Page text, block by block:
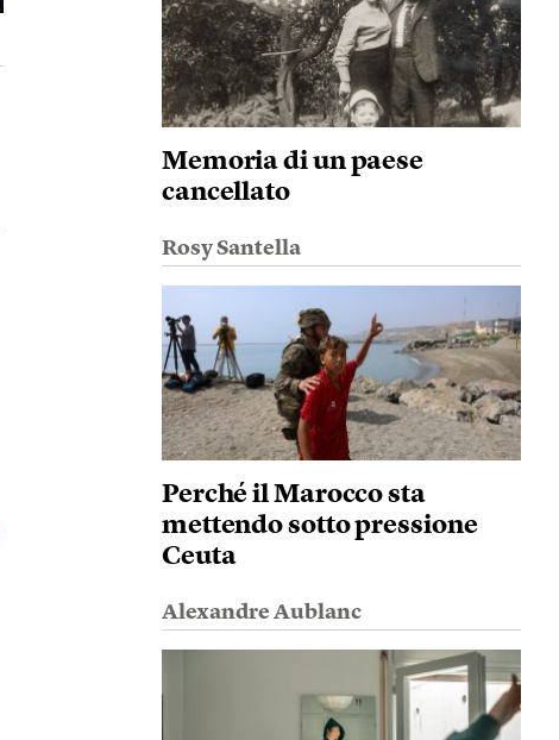
Memoria di un paese
cancellato
Rosy Santella
Perché il Marocco sta
mettendo sotto pressione
Ceuta
Alexandre Aublanc